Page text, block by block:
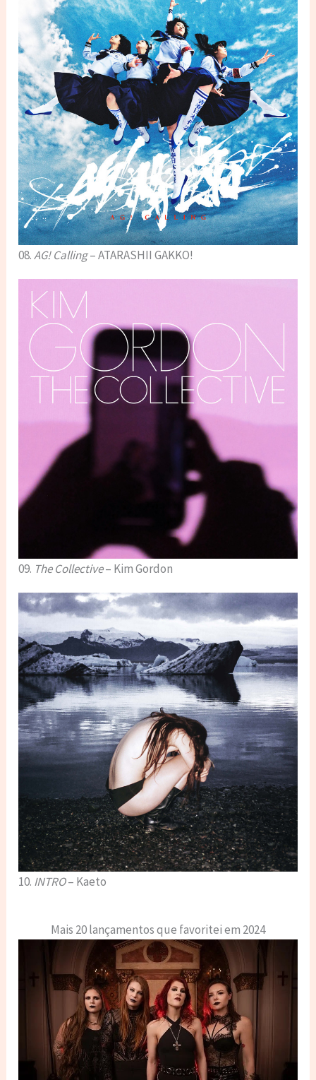
08.AG! Calling– ATARASHII GAKKO!
09. The Collective– Kim Gordon
10. INTRO– Kaeto
Mais 20 lançamentos que favoritei em 2024